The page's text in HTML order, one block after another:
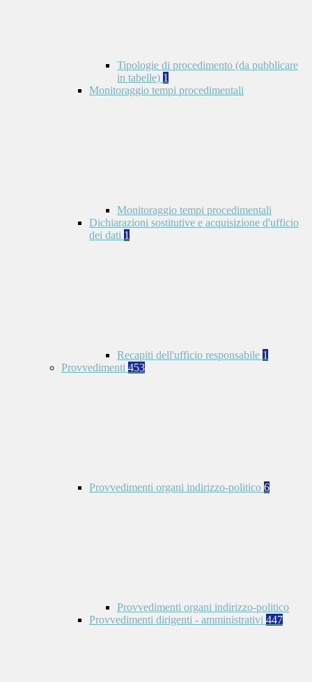
Tipologie di procedimento (da pubblicare
in tabelle) 1
Monitoraggio tempi procedimentali
Monitoraggio tempi procedimentali
Dichiarazioni sostitutive e acquisizione d'ufficio
dei dati 1
Recapiti dell'ufficio responsabile 1
Provvedimenti 453
Provvedimenti organi indirizzo-politico 6
Provvedimenti organi indirizzo-politico
Provvedimenti dirigenti - amministrativi 447